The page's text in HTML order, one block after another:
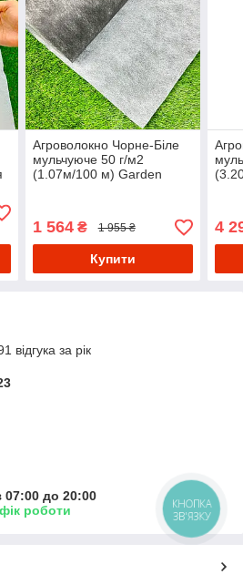
Агроволокно Чорне-Біле
мульчуюче 50 г/м2
(1.07м/100 м) Garden
1 564₴ 1 955 ₴
Купити
4
відгука за рік
07:00 до 20:00
роботи
КНОПКА
ЗВ'ЯЗКУ